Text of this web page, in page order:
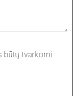
būtų tvarkomi